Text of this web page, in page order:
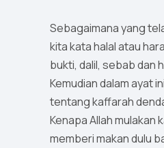
Sebagaimana yang
kita kata halal atau
bukti, dalil, sebab dan
Kemudian dalam ayat
tentang kaffarah
Kenapa Allah mulakan
memberi makan dulu